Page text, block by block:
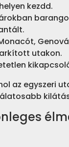
kezdd.
utakon.
az egyszeri